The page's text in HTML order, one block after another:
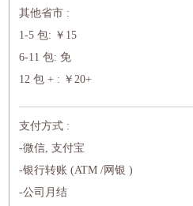
其他省市 :
1-5 包: ￥15
6-11 包: 免
12 包 + : ￥20+
支付方式 :
-微信, 支付宝
-银行转账 (ATM /网银 )
-公司月结